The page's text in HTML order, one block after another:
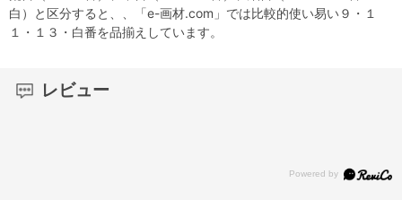
白）と区分すると、、「e-画材.com」では比較的使い易い９・１
１・１３・白番を品揃えしています。
レビュー